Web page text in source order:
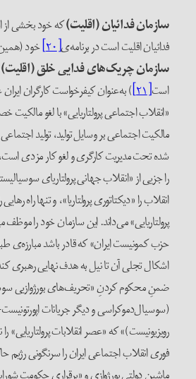
سازمان فدائیان (اقلیت)که خود بخشی
فدائیان اقلیت است در برنامه‌ی[۲۰]
خود (همین
سازمان چریک‌های فدایی خلق (اقلیت)
است[۲۱]
) به‌عنوان کیفرخواست کارگران
«انقلاب اجتماعی پرولتاریایی» با لغو
مالکیت اجتماعی بر وسایل تولید، تولید
شده تحت مدیریت کارگری و لغو کار مزدی
را جزیی از «انقلاب جهانی پرولتاریای
انقلاب را «دیکتاتوری پرولتاریا»، و تنها راه
پرولتاریایی» می‌داند. این سازمان خود را
حزب کمونیست ایران» که قادر باشد مبارزه‌ی
اشکال تجلی آن تا نیل به هدف نهایی رهبری
ضمنِ محکوم کردنِ «تحریف‌های بورژوازیی
(سوسیال‌دموکراسی و دیگر جریانات
رویزیونیست)» که «عصر انقلابات
فوری انقلاب اجتماعی ایران را سرنگونی